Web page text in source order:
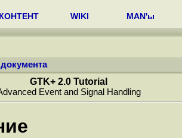
КОНТЕНТ WIKI MAN'ы
GTK+ 2.0 Tutorial
Event and Signal Handling